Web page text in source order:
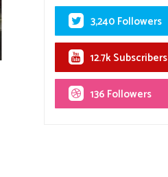
3,240 Followers
12.7k Subscribers
136 Followers